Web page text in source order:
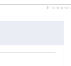
JComments